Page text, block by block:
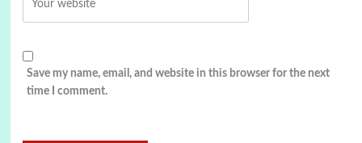
Save my name, email, and website in this browser for the next
time I comment.